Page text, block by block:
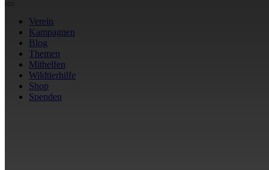
Verein
Kampagnen
Blog
Themen
Mithelfen
Wildtierhilfe
Shop
Spenden